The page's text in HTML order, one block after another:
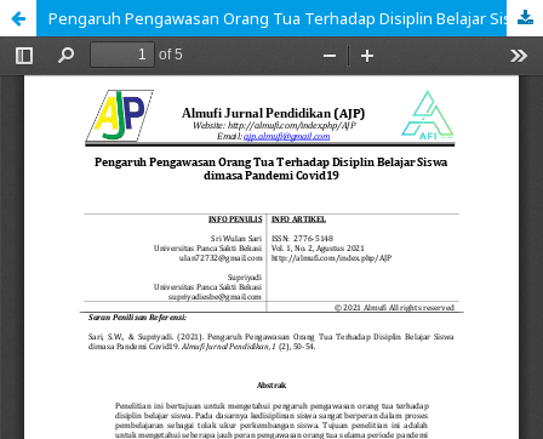
Pengaruh Pengawasan Orang Tua Terhadap Disiplin Belajar Siswa dimasa Pandemi Covid19